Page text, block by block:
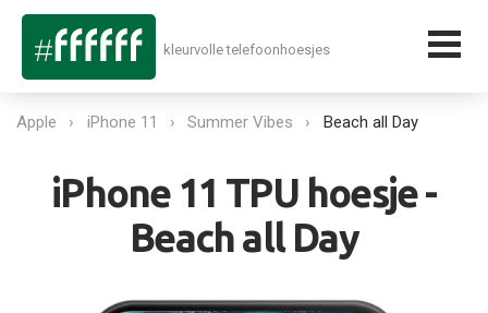
kleurvolle telefoonhoesjes
Apple iPhone 11 Summer Vibes Beach all Day
iPhone 11 TPU hoesje -
Beach all Day